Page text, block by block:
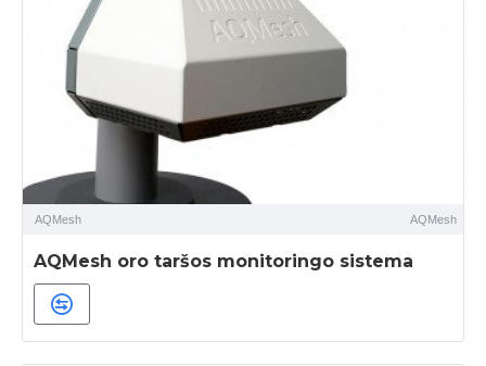
AQMesh AQMesh
AQMesh oro taršos monitoringo sistema